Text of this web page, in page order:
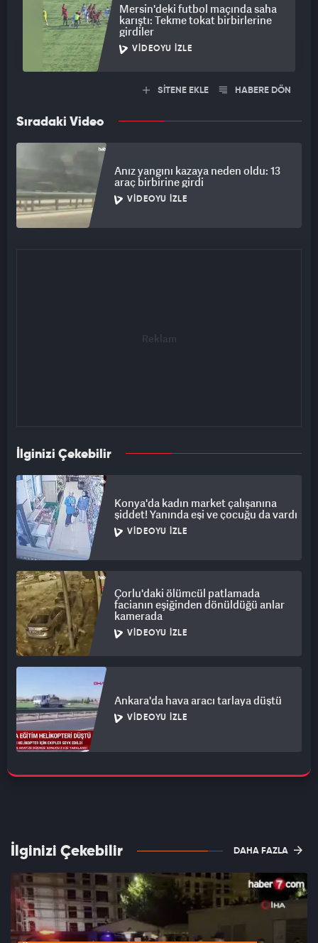
Mersin'deki futbol maçında saha
karıştı: Tekme tokat birbirlerine
girdiler
VIDEOYU İZLE
SİTENE EKLE HABERE DÖN
Sıradaki Video
Anız yangını kazaya neden oldu: 13
araç birbirine girdi
VIDEOYU İZLE
İlginizi Çekebilir
Konya'da kadın market çalışanına
şiddet! Yanında eşi ve çocuğu da vardı
VIDEOYU İZLE
Çorlu'daki ölümcül patlamada
facianın eşiğinden dönüldüğü anlar
kamerada
VIDEOYU İZLE
Ankara'da hava aracı tarlaya düştü
VIDEOYU İZLE
İlginizi Çekebilir DAHA FAZLA